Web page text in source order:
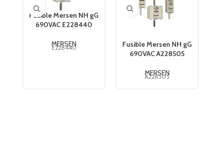
Fusible Mersen NH gG
690VAC E228440
MERSEN
E228440
Fusible Mersen NH gG
690VAC A228505
MERSEN
A228505